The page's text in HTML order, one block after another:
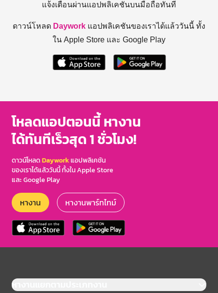
แจ้งเตือนผ่านแอปพลิเคชันบนมือถือทันที
ดาวน์โหลด Daywork แอปพลิเคชันของเราได้แล้ววันนี้ ทั้ง
ใน Apple Store และ Google Play
โหลดแอปตอนนี้ หางาน
ได้ทันทีเร็วสุด 1 ชั่วโมง!
ดาวน์โหลดDayworkแอปพลิเคชัน
ของเราได้แล้ววันนี้ ทั้งใน Apple Store
และ Google Play
หางาน หางานพาร์ทไทม์
หางานแยกตามประเภทงาน